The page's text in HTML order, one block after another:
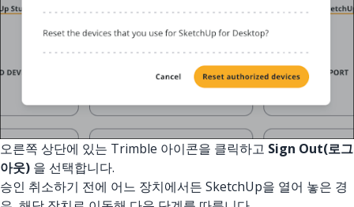
오른쪽 상단에 있는 Trimble 아이콘을 클릭하고 Sign Out(로그
아웃) 을 선택합니다.
승인 취소하기 전에 어느 장치에서든 SketchUp을 열어 놓은 경